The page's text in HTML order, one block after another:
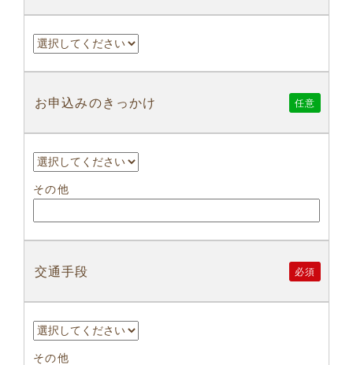
お申込みのきっかけ 任意
その他
交通手段 必須
その他